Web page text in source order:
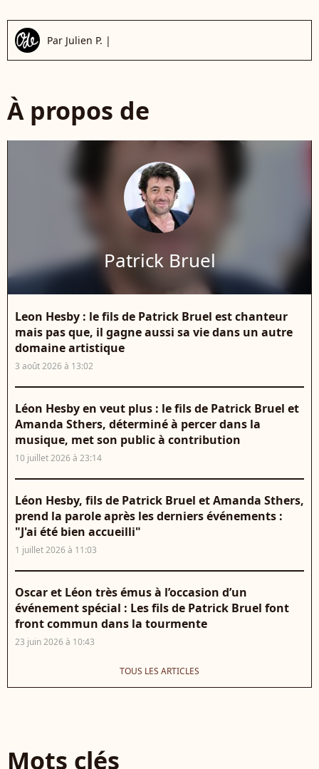
Par Julien P. |
À propos de
Patrick Bruel
Leon Hesby : le fils de Patrick Bruel est chanteur
mais pas que, il gagne aussi sa vie dans un autre
domaine artistique
3 août 2026 à 13:02
Léon Hesby en veut plus : le fils de Patrick Bruel et
Amanda Sthers, déterminé à percer dans la
musique, met son public à contribution
10 juillet 2026 à 23:14
Léon Hesby, fils de Patrick Bruel et Amanda Sthers,
prend la parole après les derniers événements :
"J'ai été bien accueilli"
1 juillet 2026 à 11:03
Oscar et Léon très émus à l’occasion d’un
événement spécial : Les fils de Patrick Bruel font
front commun dans la tourmente
23 juin 2026 à 10:43
TOUS LES ARTICLES
Mots clés